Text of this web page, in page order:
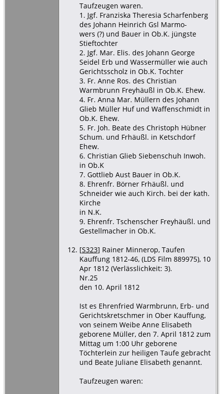
Taufzeugen waren.
1. Jgf. Franziska Theresia Scharfenberg
des Johann Heinrich Gsl Marmo-
wers (?) und Bauer in Ob.K. jüngste
Stieftochter
2. Jgf. Mar. Elis. des Johann George
Seidel Erb und Wassermüller wie auch
Gerichtsscholz in Ob.K. Tochter
3. Fr. Anne Ros. des Christian
Warmbrunn Freyhäußl in Ob.K. Ehew.
4. Fr. Anna Mar. Müllern des Johann
Glieb Müller Huf und Waffenschmidt in
Ob.K. Ehew.
5. Fr. Joh. Beate des Christoph Hübner
Schum. und Frhäußl. in Ketschdorf
Ehew.
6. Christian Glieb Siebenschuh Inwoh.
in Ob.K
7. Gottlieb Aust Bauer in Ob.K.
8. Ehrenfr. Börner Frhäußl. und
Schneider wie auch Kirch. bei der kath.
Kirche
in N.K.
9. Ehrenfr. Tschenscher Freyhäußl. und
Gestellmacher in Ob.K.
[S323] Rainer Minnerop, Taufen
Kauffung 1812-46, (LDS Film 889975), 10
Apr 1812 (Verlässlichkeit: 3).
Nr.25
den 10. April 1812
Ist es Ehrenfried Warmbrunn, Erb- und
Gerichtskretschmer in Ober Kauffung,
von seinem Weibe Anne Elisabeth
geborene Müller, den 7. April 1812 zum
Mittag um 1:00 Uhr geborene
Töchterlein zur heiligen Taufe gebracht
und Beate Juliane Elisabeth genannt.
Taufzeugen waren: